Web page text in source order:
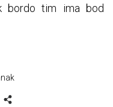
bordo tim ima bod